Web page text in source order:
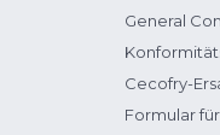
General
Cecofry-
Formular